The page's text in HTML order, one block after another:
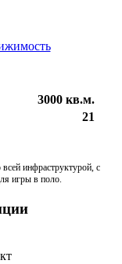
3000 кв.м.
21
инфраструктурой, с
игры в поло.